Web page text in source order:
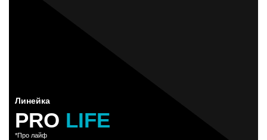
Линейка
PRO LIFE
*Про лайф